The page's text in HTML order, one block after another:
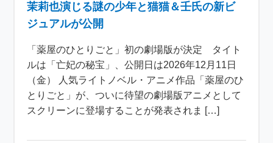
茉莉也演じる謎の少年と猫猫＆壬氏の新ビ
ジュアルが公開
「薬屋のひとりごと」初の劇場版が決定 タイト
ルは「亡妃の秘宝」、公開日は2026年12月11日
（金） 人気ライトノベル・アニメ作品「薬屋のひ
とりごと」が、ついに待望の劇場版アニメとして
スクリーンに登場することが発表されま […]